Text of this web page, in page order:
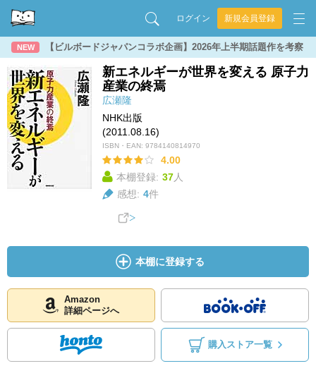
ログイン 新規会員登録
NEW 【ビルボードジャパンコラボ企画】2026年上半期話題作を考察
新エネルギーが世界を変える 原子力
産業の終焉
広瀬隆
NHK出版
(2011.08.16)
ISBN・EAN: 9784140814970
4.00
本棚登録: 37人
感想: 4件
本棚に登録する
Amazon
詳細ページへ
購入ストア一覧